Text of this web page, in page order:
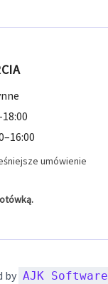
umówienie
by AJK Software